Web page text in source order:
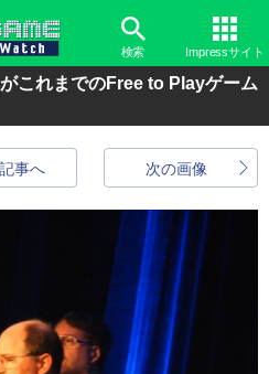
検索 Impressサイト
これまでのFree to Playゲーム
次の画像
記事へ